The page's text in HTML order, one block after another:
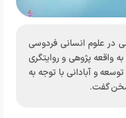
در علوم انسانی فردوسی
واقعه پژوهی و روایتگری
و آبادانی با توجه به
گفت.